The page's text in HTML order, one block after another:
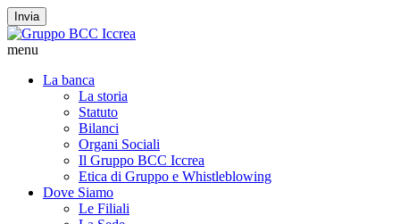
Invia
menu
La banca
La storia
Statuto
Bilanci
Organi Sociali
Il Gruppo BCC Iccrea
Etica di Gruppo e Whistleblowing
Dove Siamo
Le Filiali